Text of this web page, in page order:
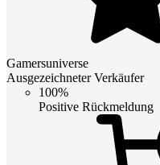
Gamersuniverse
Ausgezeichneter Verkäufer
100%
Positive Rückmeldung